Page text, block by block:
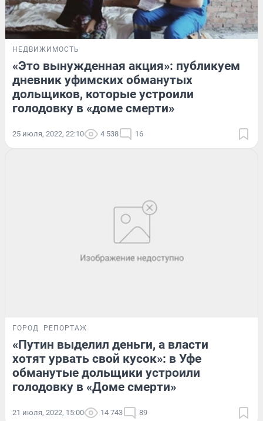
НЕДВИЖИМОСТЬ
«Это вынужденная акция»: публикуем
дневник уфимских обманутых
дольщиков, которые устроили
голодовку в «доме смерти»
25 июля, 2022, 22:10 4 538 16
ГОРОД РЕПОРТАЖ
«Путин выделил деньги, а власти
хотят урвать свой кусок»: в Уфе
обманутые дольщики устроили
голодовку в «Доме смерти»
21 июля, 2022, 15:00 14 743 89